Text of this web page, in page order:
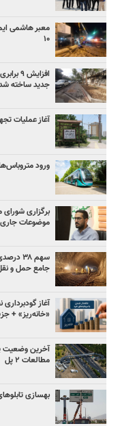
معبر هاشمی
۱۰
جدید ساخته
آغاز عملیات
ورود متروباس‌ها و
موضوعات جاری
سهم
جامع حمل و
آغاز
«خانه‌ریز» +
مطالعات ۲ پل
بهسازی